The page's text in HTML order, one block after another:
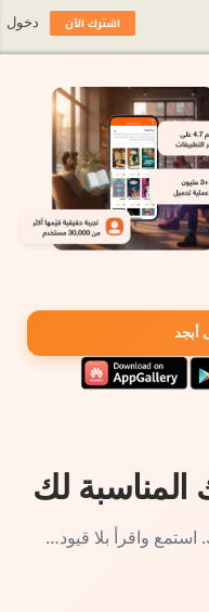
أبجد
المناسبة لك
واقرأ بلا قيود…
اشترك الآن دخول